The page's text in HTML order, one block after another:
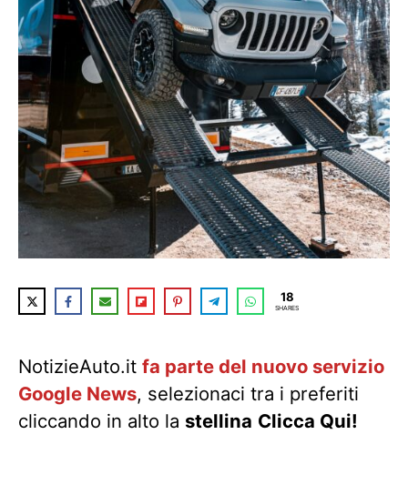
18
SHARES
NotizieAuto.it fa parte del nuovo servizio
Google News, selezionaci tra i preferiti
cliccando in alto la stellina Clicca Qui!